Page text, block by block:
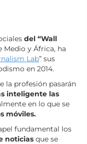
del “Wall
Medio y África, ha
Lab” sus
en 2014.
la profesión pasarán
inteligente las
en lo que se
móviles.
fundamental los
noticias que se